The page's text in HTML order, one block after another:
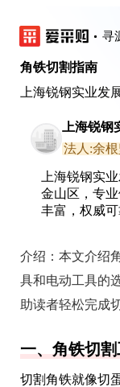
寻
角铁切割指南
上海锐钢实业发
上海锐
法人:余
上海锐钢实
金山区，专
丰富，权威可
介绍： 本文介绍
具和电动工具的
助读者轻松完成
一、角铁切
切割角铁就像切